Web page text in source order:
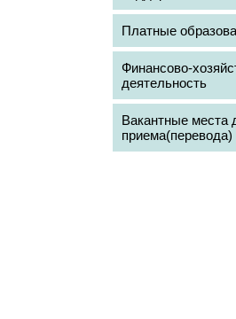
Платные
Финансово-
деятельность
Вакантные места
приема(перевода)